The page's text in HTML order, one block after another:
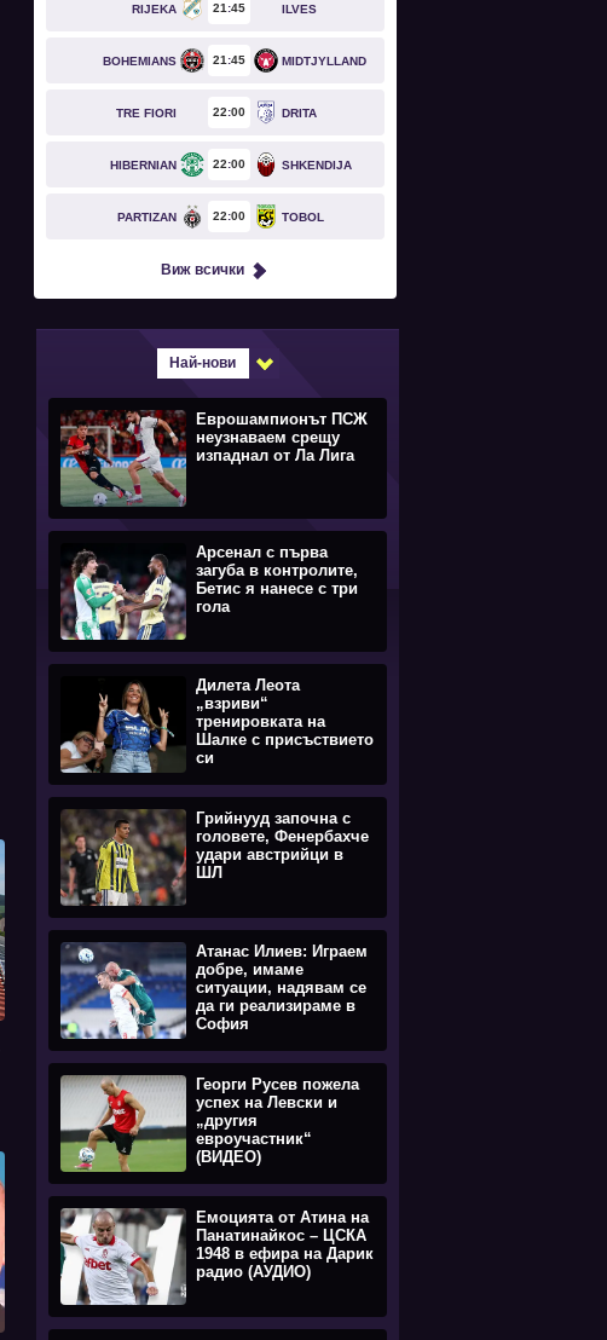
RIJEKA 21 45 ILVES
BOHEMIANS 21 45 MIDTJYLLAND
TRE FIORI 22 00 DRITA
HIBERNIAN 22 00 SHKENDIJA
PARTIZAN 22 00 TOBOL
Виж всички
Най-нови
Еврошампионът ПСЖ
неузнаваем срещу
изпаднал от Ла Лига
Арсенал с първа
загуба в контролите,
Бетис я нанесе с три
гола
Дилета Леота
„взриви“
тренировката на
Шалке с присъствието
си
Грийнууд започна с
головете, Фенербахче
удари австрийци в
ШЛ
Атанас Илиев: Играем
добре, имаме
ситуации, надявам се
да ги реализираме в
София
Георги Русев пожела
успех на Левски и
„другия
евроучастник“
(ВИДЕО)
Емоцията oт Атина на
Панатинайкос – ЦСКА
1948 в ефира на Дарик
радио (АУДИО)